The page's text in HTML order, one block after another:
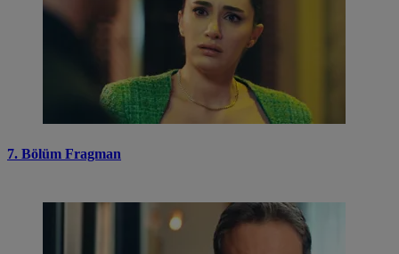
7. Bölüm Fragman